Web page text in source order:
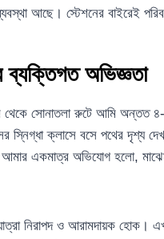
আছে। স্টেশনের বাইরেই
অভিজ্ঞতা
থেকে সোনাতলা রুটে আমি অন্তত
স্নিগ্ধা ক্লাসে বসে পথের দৃশ্য
একমাত্র অভিযোগ হলো,
নিরাপদ ও আরামদায়ক হোক।